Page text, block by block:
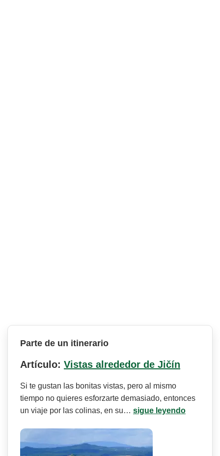
Parte de un itinerario
Artículo: Vistas alrededor de Jičín
Si te gustan las bonitas vistas, pero al mismo
tiempo no quieres esforzarte demasiado, entonces
un viaje por las colinas, en su… sigue leyendo